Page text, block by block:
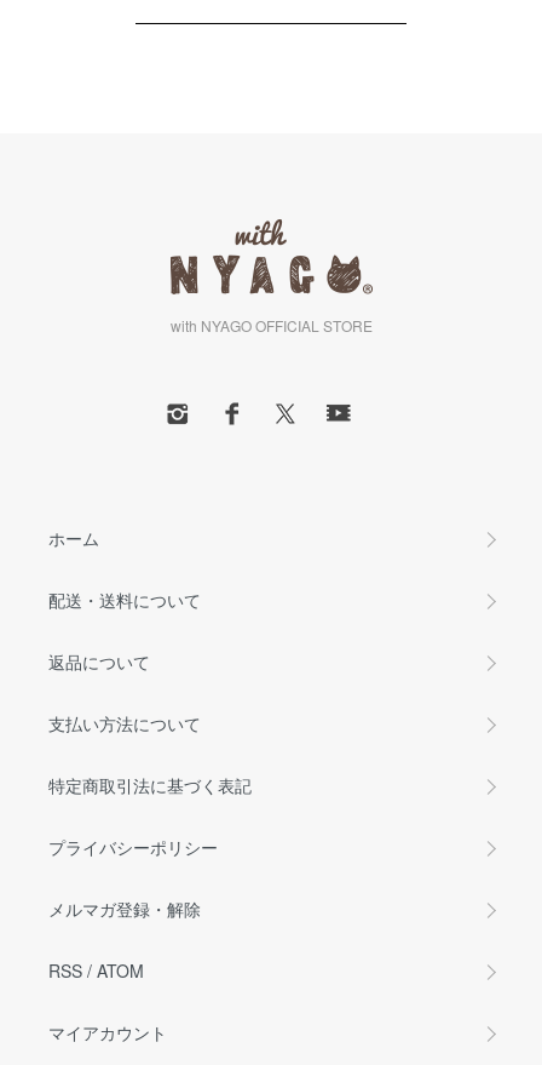
with NYAGO OFFICIAL STORE
ホーム
配送・送料について
返品について
支払い方法について
特定商取引法に基づく表記
プライバシーポリシー
メルマガ登録・解除
RSS / ATOM
マイアカウント